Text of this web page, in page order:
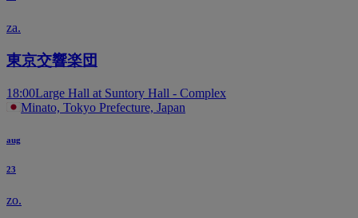
za.
東京交響楽団
18:00Large Hall at Suntory Hall - Complex
Minato, Tokyo Prefecture, Japan
aug
23
zo.